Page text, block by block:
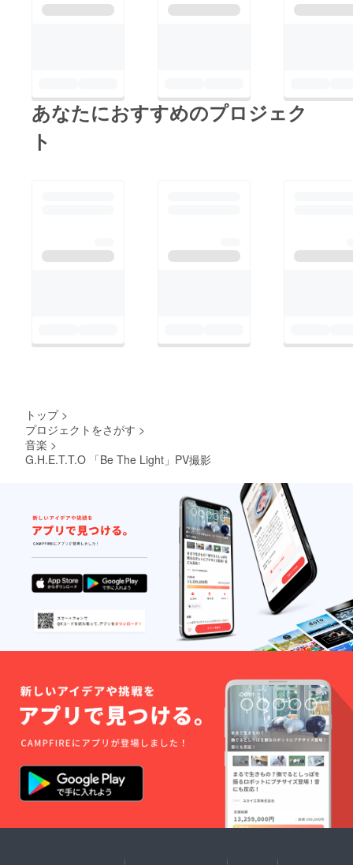
あなたにおすすめのプロジェク
ト
トップ >
プロジェクトをさがす >
音楽 >
G.H.E.T.T.O 「Be The Light」PV撮影